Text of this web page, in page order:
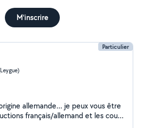
M'inscrire
Particulier
allemande... je peux vous être
français/allemand et les cours